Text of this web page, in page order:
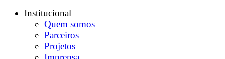
Institucional
Quem somos
Parceiros
Projetos
Imprensa